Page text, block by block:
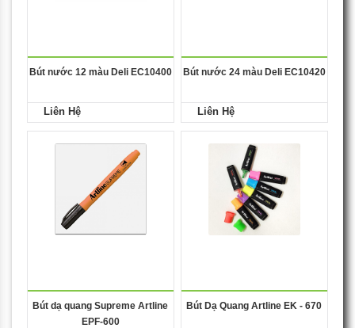
Bút nước 12 màu Deli EC10400
Liên Hệ
Bút nước 24 màu Deli EC10420
Liên Hệ
Bút dạ quang Supreme Artline
EPF-600
Bút Dạ Quang Artline EK - 670